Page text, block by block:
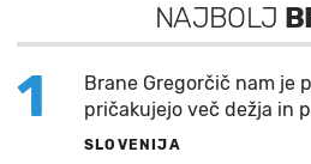
NAJBOLJ
1
Brane Gregorčič nam je
pričakujejo več dežja in
SLOVENIJA